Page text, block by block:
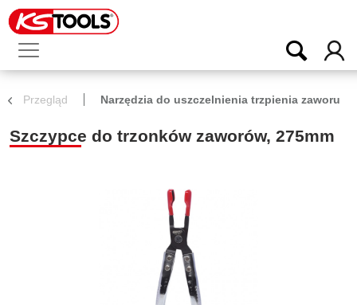
Przegląd Narzędzia do uszczelnienia trzpienia zaworu
Szczypce do trzonków zaworów, 275mm